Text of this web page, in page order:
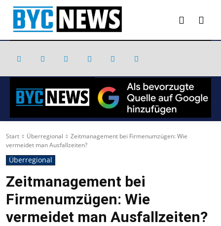
Start Überregional
Zeitmanagement bei Firmenumzügen: Wie
vermeidet man Ausfallzeiten?
Überregional
Zeitmanagement bei
Firmenumzügen: Wie
vermeidet man Ausfallzeiten?